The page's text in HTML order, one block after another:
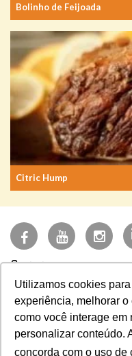
Utilizamos cookies
experiência, melhorar
como você interage em
personalizar conteúdo.
concorda com o uso de
Bolinho de Feijoada
Citric Hump
(27) 3723-3200
faleconosco@frisa.com.br
Sistema NFE